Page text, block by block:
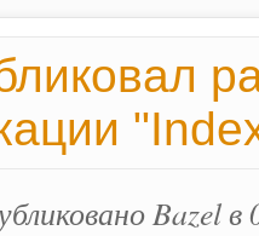
Bazel в